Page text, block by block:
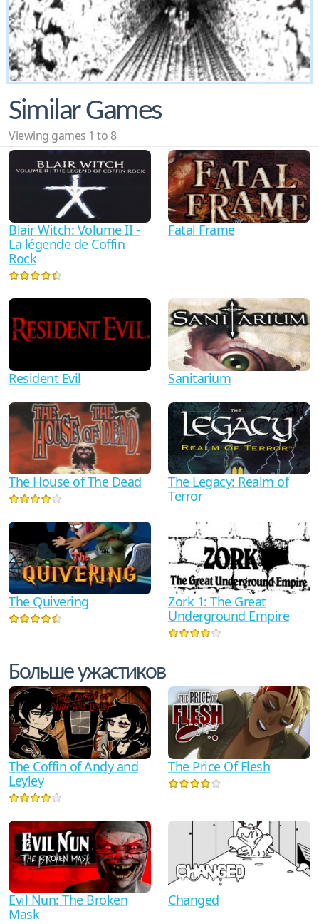
Similar Games
Viewing games 1 to 8
Blair Witch: Volume II -
La légende de Coffin
Rock
Fatal Frame
Resident Evil Sanitarium
The House of The Dead
The Legacy: Realm of
Terror
The Quivering
Zork 1: The Great
Underground Empire
Больше ужастиков
The Coffin of Andy and
Leyley
The Price Of Flesh
Evil Nun: The Broken
Mask
Changed